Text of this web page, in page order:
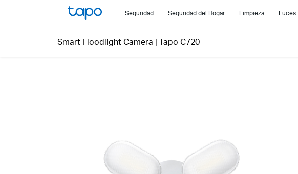
Seguridad Seguridad del Hogar Limpieza Luces
Smart Floodlight Camera | Tapo C720